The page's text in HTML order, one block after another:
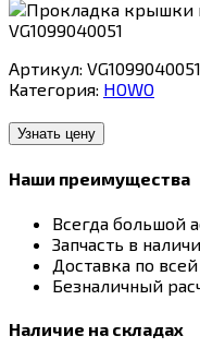
Артикул: VG1099040051
Категория: HOWO
Узнать цену
Наши преимущества
Всегда большой
Запчасть в
Доставка по
Безналичный
Наличие на складах